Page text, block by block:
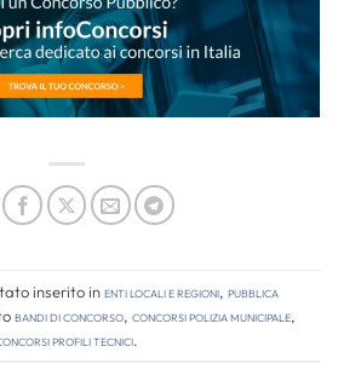
inserito inEnti locali e regioni, Pubblica
bandi di concorso, concorsi polizia municipale,
profili tecnici.